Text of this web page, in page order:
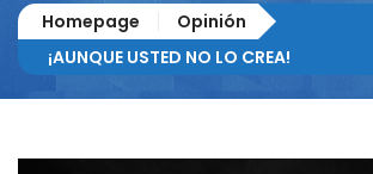
Homepage
Opinión
¡AUNQUE USTED NO LO CREA!